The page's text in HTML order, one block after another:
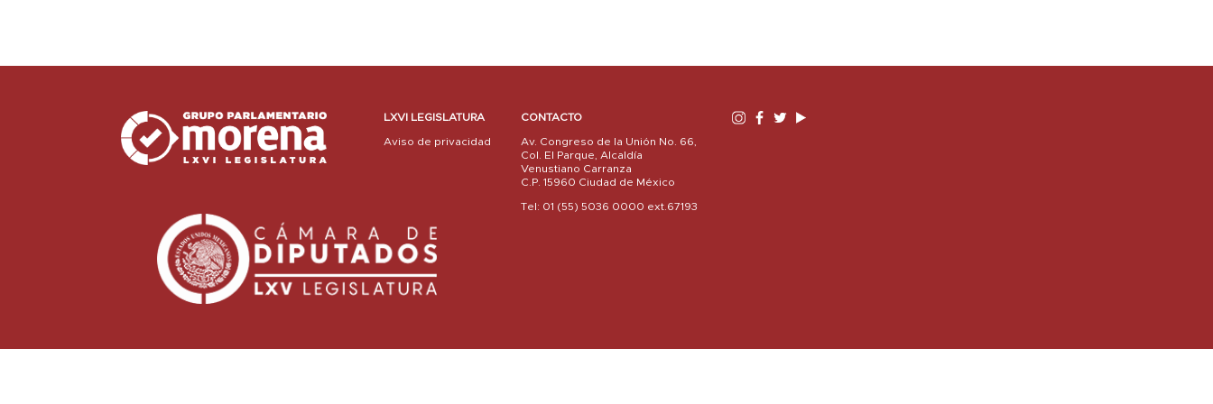
LXVI LEGISLATURA
Aviso de privacidad
CONTACTO
Av. Congreso de la Unión No. 66,
Col. El Parque, Alcaldía
Venustiano Carranza
C.P. 15960 Ciudad de México
Tel: 01 (55) 5036 0000 ext.67193